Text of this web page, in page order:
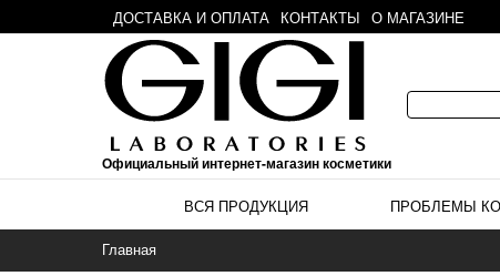
ДОСТАВКА И ОПЛАТА КОНТАКТЫ О МАГАЗИНЕ
Официальный интернет-магазин косметики
ВСЯ ПРОДУКЦИЯ ПРОБЛЕМЫ
Главная